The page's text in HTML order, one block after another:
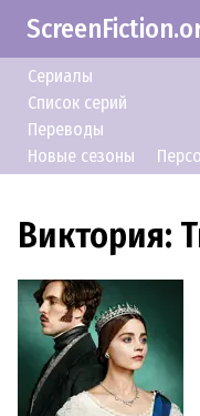
Сериалы
Список серий
Переводы
Новые сезоны
Виктория: